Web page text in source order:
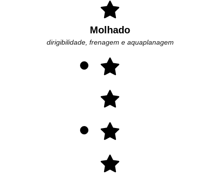
Molhado
dirigibilidade, frenagem e aquaplanagem